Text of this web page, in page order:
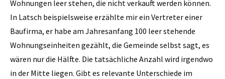
Wohnungen leer stehen, die nicht verkauft werden können.
In Latsch beispielsweise erzählte mir ein Vertreter einer
Baufirma, er habe am Jahresanfang 100 leer stehende
Wohnungseinheiten gezählt, die Gemeinde selbst sagt, es
wären nur die Hälfte. Die tatsächliche Anzahl wird irgendwo
in der Mitte liegen. Gibt es relevante Unterschiede im